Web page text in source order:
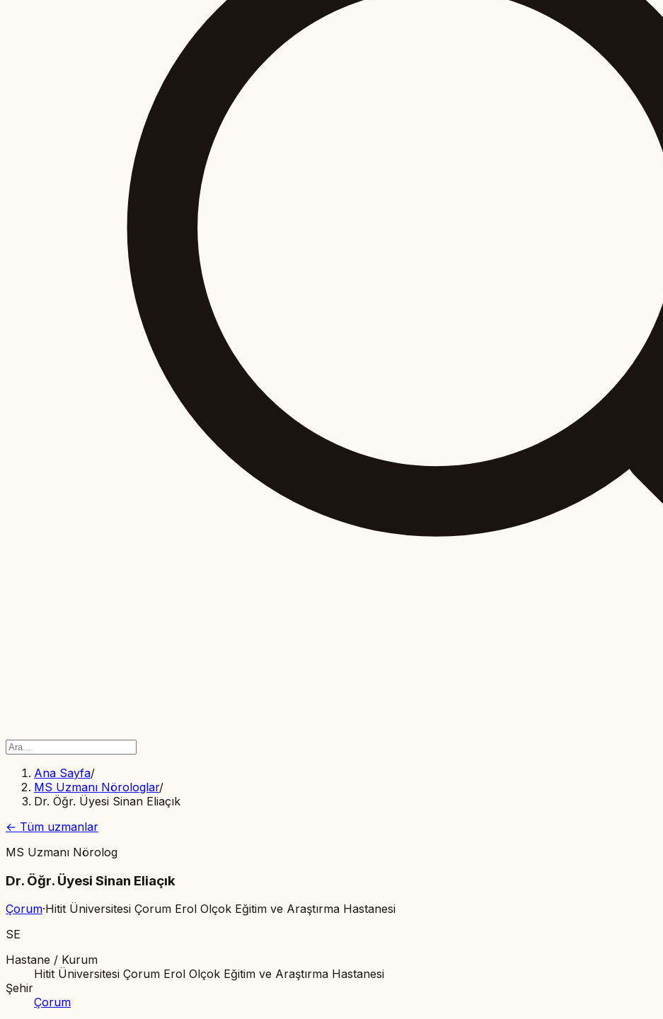
Ana Sayfa/
MS Uzmanı Nörologlar/
Dr. Öğr. Üyesi Sinan Eliaçık
← Tüm uzmanlar
MS Uzmanı Nörolog
Dr. Öğr. Üyesi Sinan Eliaçık
Çorum·Hitit Üniversitesi Çorum Erol Olçok Eğitim ve Araştırma Hastanesi
SE
Hastane / Kurum
Hitit Üniversitesi Çorum Erol Olçok Eğitim ve Araştırma Hastanesi
Şehir
Çorum